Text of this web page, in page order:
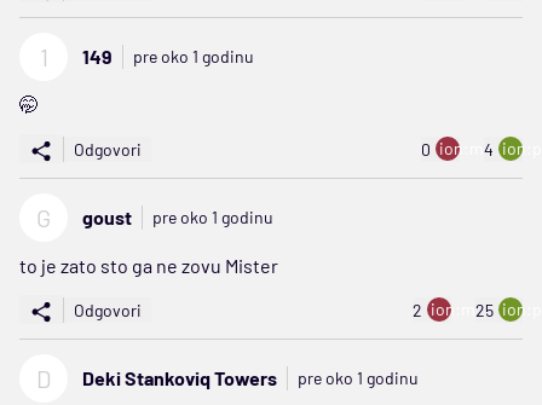
1 149 pre oko 1 godinu
🤭
Odgovori 0 ion:minus
4
G goust pre oko 1 godinu
to je zato sto ga ne zovu Mister
Odgovori 2 ion:minus
25
D Deki Stankoviq Towers pre oko 1 godinu